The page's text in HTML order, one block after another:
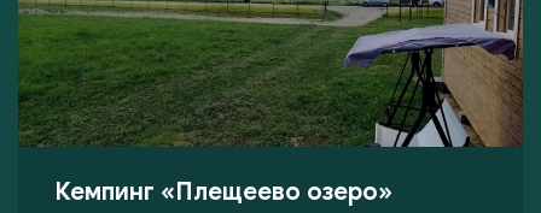
Кемпинг «Плещеево озеро»